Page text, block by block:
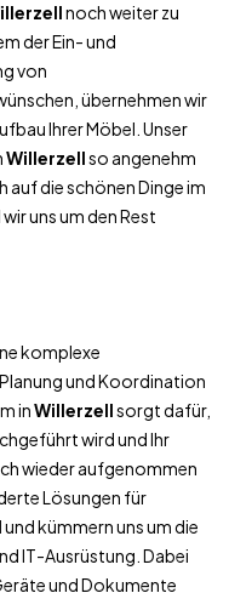
noch weiter zu
der Ein- und
von
übernehmen wir
Ihrer Möbel. Unser
Willerzellso angenehm
auf die schönen Dinge im
uns um den Rest
komplexe
und Koordination
inWillerzellsorgt dafür,
wird und Ihr
wieder aufgenommen
Lösungen für
und kümmern uns um die
IT-Ausrüstung. Dabei
und Dokumente